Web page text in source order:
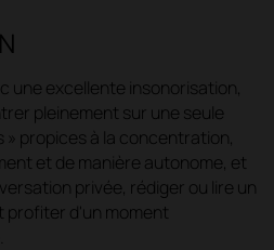
une excellente insonorisation,
pleinement sur une seule
propices à la concentration,
et de manière autonome, et
privée, rédiger ou lire un
profiter d'un moment